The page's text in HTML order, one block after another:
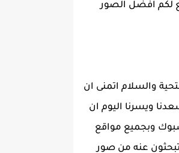
لكم افضل الصور
والسلام اتمنى ان
ويسرنا اليوم ان
وبجميع مواقع
عنه من صور